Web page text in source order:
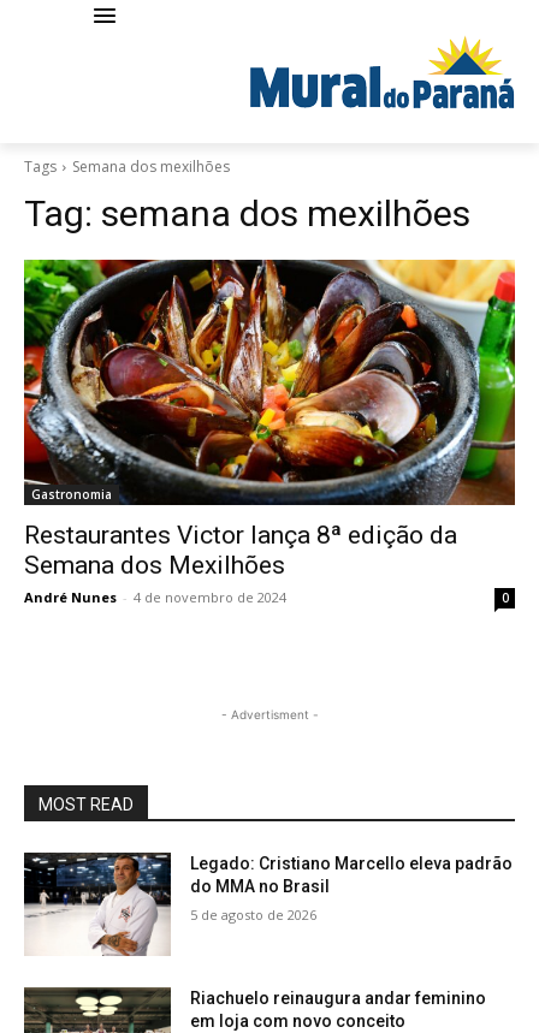
Tags Semana dos mexilhões
Tag: semana dos mexilhões
Gastronomia
Restaurantes Victor lança 8ª edição da
Semana dos Mexilhões
André Nunes - 4 de novembro de 2024 0
- Advertisment -
MOST READ
Legado: Cristiano Marcello eleva padrão
do MMA no Brasil
5 de agosto de 2026
Riachuelo reinaugura andar feminino
em loja com novo conceito